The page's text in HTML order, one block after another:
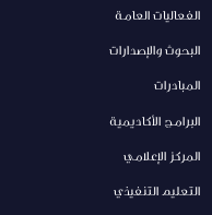
الفعاليات العامة
البحوث والإصدارات
المبادرات
البرامج الأكاديمية
المركز الإعلامي
التعليم التنفيذي